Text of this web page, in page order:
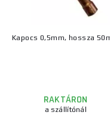
Kapocs 0,5mm, hossza
RAKTÁRON
a szállítónál